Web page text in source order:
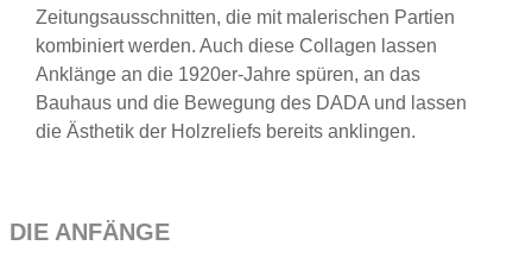
Zeitungsausschnitten, die mit malerischen Partien
kombiniert werden. Auch diese Collagen lassen
Anklänge an die 1920er-Jahre spüren, an das
Bauhaus und die Bewegung des DADA und lassen
die Ästhetik der Holzreliefs bereits anklingen.
DIE ANFÄNGE